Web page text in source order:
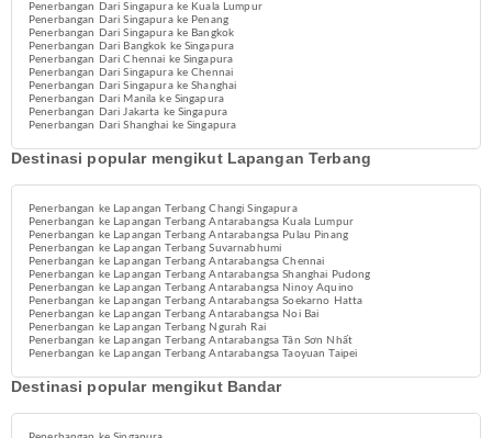
Penerbangan Dari Singapura ke Kuala Lumpur
Penerbangan Dari Singapura ke Penang
Penerbangan Dari Singapura ke Bangkok
Penerbangan Dari Bangkok ke Singapura
Penerbangan Dari Chennai ke Singapura
Penerbangan Dari Singapura ke Chennai
Penerbangan Dari Singapura ke Shanghai
Penerbangan Dari Manila ke Singapura
Penerbangan Dari Jakarta ke Singapura
Penerbangan Dari Shanghai ke Singapura
Destinasi popular mengikut Lapangan Terbang
Penerbangan ke Lapangan Terbang Changi Singapura
Penerbangan ke Lapangan Terbang Antarabangsa Kuala Lumpur
Penerbangan ke Lapangan Terbang Antarabangsa Pulau Pinang
Penerbangan ke Lapangan Terbang Suvarnabhumi
Penerbangan ke Lapangan Terbang Antarabangsa Chennai
Penerbangan ke Lapangan Terbang Antarabangsa Shanghai Pudong
Penerbangan ke Lapangan Terbang Antarabangsa Ninoy Aquino
Penerbangan ke Lapangan Terbang Antarabangsa Soekarno Hatta
Penerbangan ke Lapangan Terbang Antarabangsa Noi Bai
Penerbangan ke Lapangan Terbang Ngurah Rai
Penerbangan ke Lapangan Terbang Antarabangsa Tân Sơn Nhất
Penerbangan ke Lapangan Terbang Antarabangsa Taoyuan Taipei
Destinasi popular mengikut Bandar